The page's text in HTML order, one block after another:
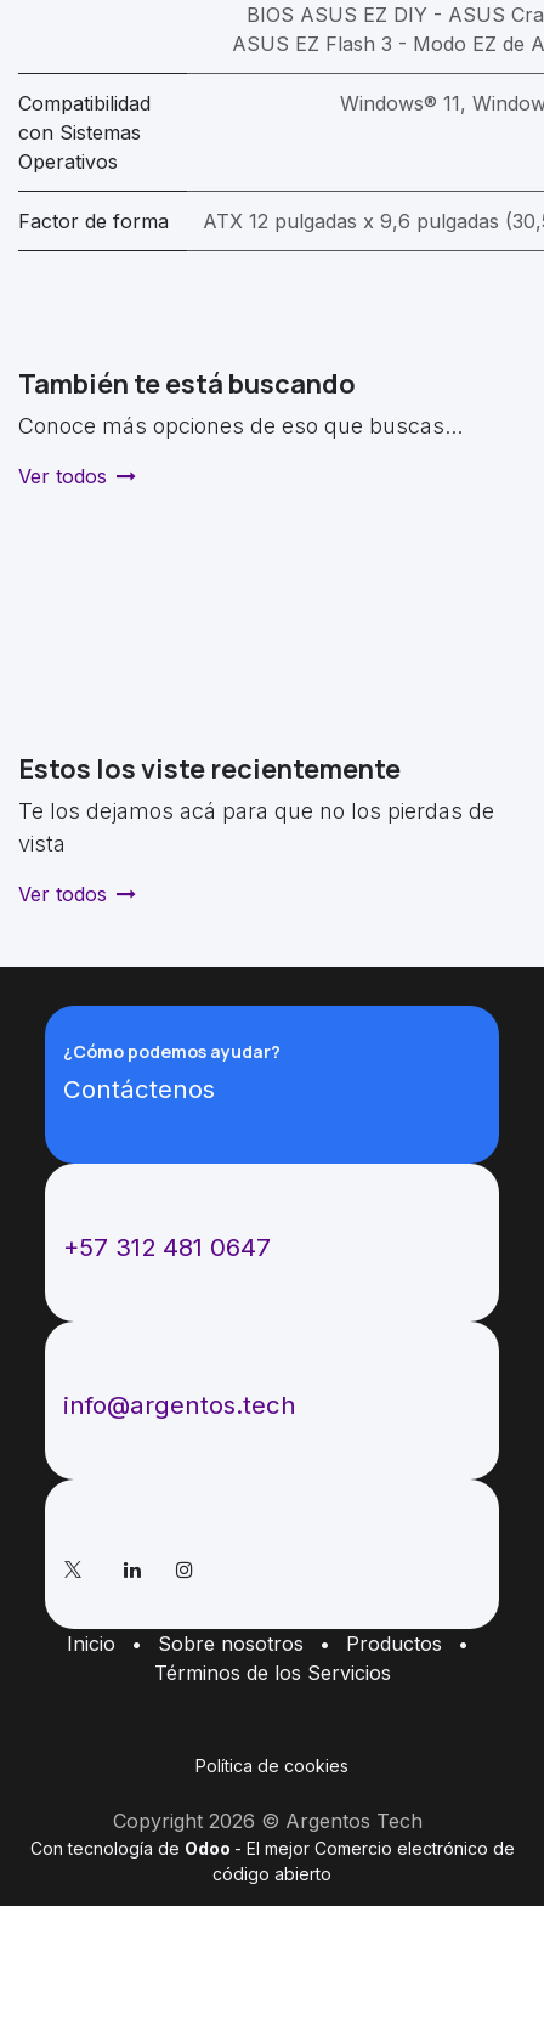
BIOS ASUS EZ DIY - ASUS
ASUS EZ Flash 3 - Modo EZ de
Compatibilidad
con Sistemas
Operativos
Windows® 11,
Factor de forma ATX 12 pulgadas x 9,6 pulgadas
También te está buscando
Conoce más opciones de eso que buscas...
Ver todos
Estos los viste recientemente
Te los dejamos acá para que no los pierdas de
vista
Ver todos
¿Cómo podemos ayudar?
Contáctenos
+57 312 481 0647
info@argentos.tech
Inicio • Sobre nosotros • Productos
•
Términos de los Servicios
Política de cookies
Copyright 2026 © Argentos Tech
Con tecnología de Odoo - El mejor Comercio electrónico de
código abierto